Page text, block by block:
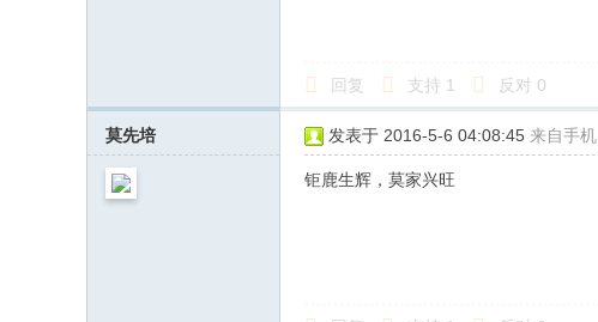
回复 支持 1 反对 0
莫先培 发表于 2016-5-6 04:08:45 来自手机
钜鹿生辉，莫家兴旺